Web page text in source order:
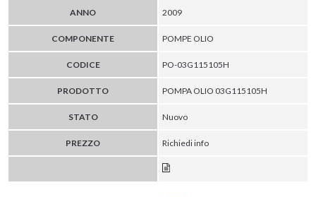
ANNO 2009
COMPONENTE POMPE OLIO
CODICE PO-03G115105H
PRODOTTO POMPA OLIO 03G115105H
STATO Nuovo
PREZZO Richiedi info